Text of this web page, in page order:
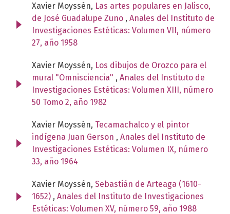
Xavier Moyssén, Las artes populares en Jalisco,
de José Guadalupe Zuno , Anales del Instituto de
Investigaciones Estéticas: Volumen VII, número
27, año 1958
Xavier Moyssén, Los dibujos de Orozco para el
mural "Omnisciencia" , Anales del Instituto de
Investigaciones Estéticas: Volumen XIII, número
50 Tomo 2, año 1982
Xavier Moyssén, Tecamachalco y el pintor
indígena Juan Gerson , Anales del Instituto de
Investigaciones Estéticas: Volumen IX, número
33, año 1964
Xavier Moyssén, Sebastián de Arteaga (1610-
1652) , Anales del Instituto de Investigaciones
Estéticas: Volumen XV, número 59, año 1988